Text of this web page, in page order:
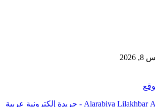
Alarabiya Lilakhbar - جريدة إلكترونية عربية